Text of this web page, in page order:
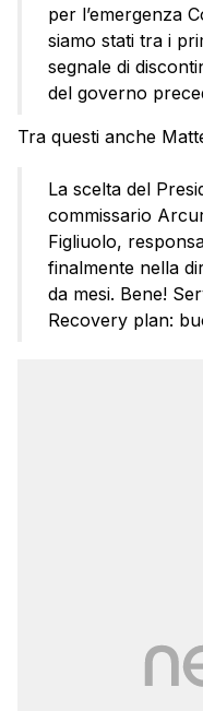
per l’emergenza
siamo stati tra i
segnale di
del governo
Tra questi anche
La scelta del
commissario
Figliuolo,
finalmente nella
da mesi. Bene!
Recovery plan: